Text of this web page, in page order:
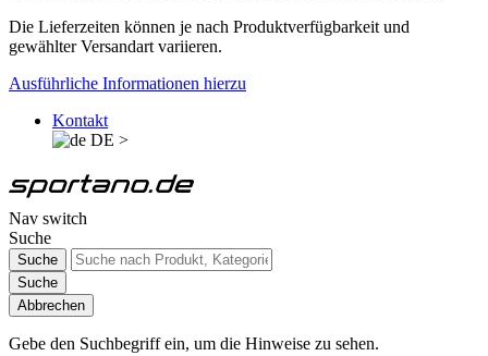
Die Lieferzeiten können je nach Produktverfügbarkeit und
gewählter Versandart variieren.
Ausführliche Informationen hierzu
Kontakt
DE >
Nav switch
Suche
Suche
Suche
Abbrechen
Gebe den Suchbegriff ein, um die Hinweise zu sehen.